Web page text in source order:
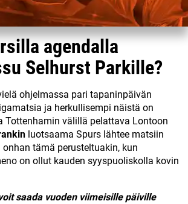
agendalla
Selhurst Parkille?
ohjelmassa pari tapaninpäivän
ja herkullisempi näistä on
Tottenhamin välillä pelattava Lontoon
luotsaama Spurs lähtee matsiin
tämä perusteltuakin, kun
on ollut kauden syyspuoliskolla kovin
saada vuoden viimeisille päiville